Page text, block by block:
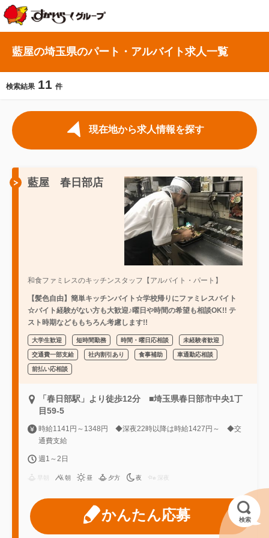
藍屋の埼玉県のパート・アルバイト求人一覧
検索結果 11 件
現在地から求人情報を探す
藍屋 春日部店
和食ファミレスのキッチンスタッフ【アルバイト・パート】
【髪色自由】簡単キッチンバイト☆学校帰りにファミレスバイト
☆バイト経験がない方も大歓迎♪曜日や時間の希望も相談OK!! テ
スト時期などももちろん考慮します!!
大学生歓迎 短時間勤務 時間・曜日応相談 未経験者歓迎
交通費一部支給 社内割引あり 食事補助 車通勤応相談
前払い応相談
「春日部駅」より徒歩12分 ■埼玉県春日部市中央1丁
目59-5
時給1141円～1348円 ◆深夜22時以降は時給1427円～ ◆交
通費支給
週1～2日
朝 昼 夕方 夜 深夜
かんたん応募 検索